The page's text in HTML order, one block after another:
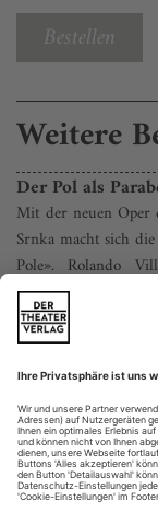
Bestellen
Weitere
Der Pol als
Mit der neuen Oper
Srnka macht sich
Pole». Rolando
Amundsen wagen
Kirill Petrenko und
Die Ponys
Halbton aufwärts,
fünf weitere dazu,
ihres Herrn. Jedes
triolische
sind genau in der